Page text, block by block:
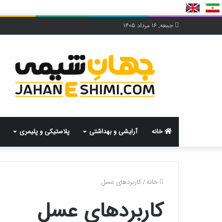
جمعه, ۱۶ مرداد ۱۴۰۵
خانه آرایشی و بهداشتی پلاستیکی و پلیمری
خانه/کاربردهای عسل
کاربردهای عسل